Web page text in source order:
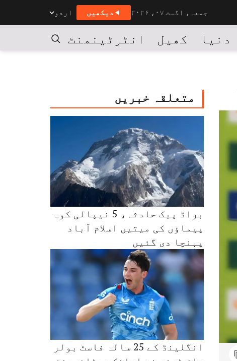
جمعہ، اگست ۰۷، ۲۰۲۶ دیکھیں اردو
دنیا کھیل انٹرٹینمنٹ کاروبار
متعلقہ خبریں
براڈ پیک حادثہ، 5 نیپالی کوہ
پیماؤں کی میتیں اسلام آباد
پہنچا دی گئیں
انگلینڈ کے 25 سالہ فاسٹ بولر